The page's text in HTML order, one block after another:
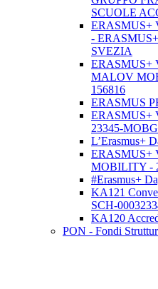
SCUOLE
ERASMUS+
-
SVEZIA
ERASMUS+
MALOV
156816
ERASMUS
ERASMUS+
23345-
L’Erasmus+
ERASMUS+
MOBILITY -
#Erasmus+
KA121
SCH-
KA120
PON - Fondi